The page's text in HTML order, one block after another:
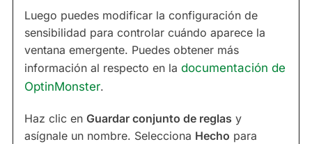
Luego puedes modificar la configuración de
sensibilidad para controlar cuándo aparece la
ventana emergente. Puedes obtener más
información al respecto en la documentación de
OptinMonster.
Haz clic en Guardar conjunto de reglas y
asígnale un nombre. Selecciona Hecho para